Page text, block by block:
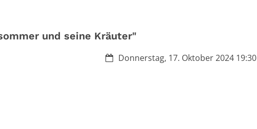
und seine Kräuter"
Datum:Donnerstag, 17. Oktober 2024 19:30